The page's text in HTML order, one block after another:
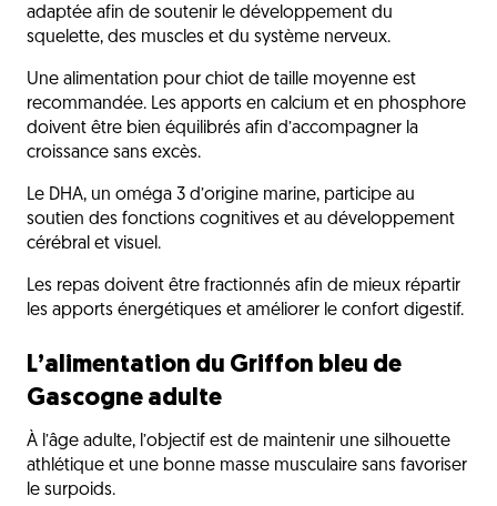
adaptée afin de soutenir le développement du
squelette, des muscles et du système nerveux.
Une alimentation pour chiot de taille moyenne est
recommandée. Les apports en calcium et en phosphore
doivent être bien équilibrés afin d’accompagner la
croissance sans excès.
Le DHA, un oméga 3 d’origine marine, participe au
soutien des fonctions cognitives et au développement
cérébral et visuel.
Les repas doivent être fractionnés afin de mieux répartir
les apports énergétiques et améliorer le confort digestif.
L’alimentation du Griffon bleu de
Gascogne adulte
À l’âge adulte, l’objectif est de maintenir une silhouette
athlétique et une bonne masse musculaire sans favoriser
le surpoids.